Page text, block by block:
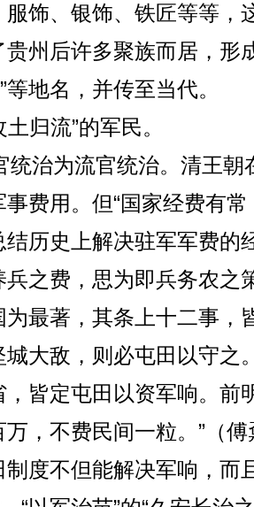
饰、银饰、铁匠等等，
州后许多聚族而居，形
等地名，并传至当代。
归流”的军民。
治为流官统治。清王朝
费用。但“国家经费有
历史上解决驻军军费的
之费，思为即兵务农之
最著，其条上十二事，
大敌，则必屯田以守之
，皆定屯田以资军响。前
万，不费民间一粒。”（
度不但能解决军响，而